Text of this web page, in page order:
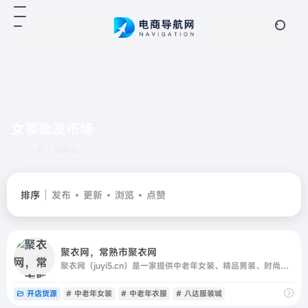
排序 发布 更新 浏览 点赞
聚衣网，常熟市聚衣网
聚衣网（juyi5.cn）是一家提供中老年女装、精品男装、时尚女装一手货源的服装供货网站，为江苏常熟数万家服装厂商提供推广销售渠道；,面向全国网销卖家、实体批发商提供最具竞争力的货源一站式货源进货，并提供快速发布、下载，服装一件代发、推荐专业服装类摄影等优质服务
开店货源 # 中老年女装 # 中老年衣服 # 八达服装城